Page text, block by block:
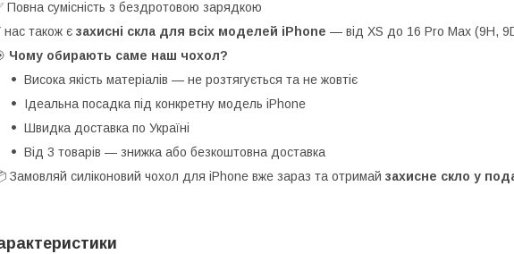
Повна сумісність з бездротовою зарядкою
нас також є захисні скла для всіх моделей iPhone — від XS до 16 Pro Max (9H,
Чому обирають саме наш чохол?
Висока якість матеріалів — не розтягується та не жовтіє
Ідеальна посадка під конкретну модель iPhone
Швидка доставка по Україні
Від 3 товарів — знижка або безкоштовна доставка
Замовляй силіконовий чохол для iPhone вже зараз та отримай захисне скло у